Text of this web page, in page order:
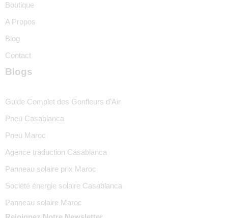
Boutique
A Propos
Blog
Contact
Blogs
Guide Complet des Gonfleurs d’Air
Pneu Casablanca
Pneu Maroc
Agence traduction Casablanca
Panneau solaire prix Maroc
Société énergie solaire Casablanca
Panneau solaire Maroc